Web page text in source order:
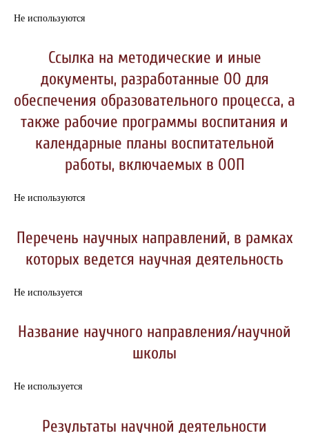
Не используются
Ссылка на методические и иные
документы, разработанные ОО для
обеспечения образовательного процесса, а
также рабочие программы воспитания и
календарные планы воспитательной
работы, включаемых в ООП
Не используются
Перечень научных направлений, в рамках
которых ведется научная деятельность
Не используется
Название научного направления/научной
школы
Не используется
Результаты научной деятельности